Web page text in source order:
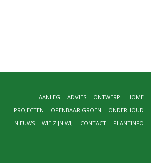
HOME
ONTWERP
ADVIES
AANLEG
ONDERHOUD
OPENBAAR GROEN
PROJECTEN
PLANTINFO
CONTACT
WIE ZIJN WIJ
NIEUWS